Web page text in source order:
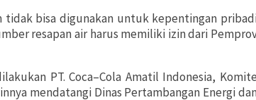
tidak bisa digunakan untuk kepentingan
resapan air harus memiliki izin dari
PT. Coca–Cola Amatil Indonesia, Komite
mendatangi Dinas Pertambangan Energi